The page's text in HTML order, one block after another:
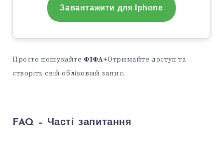
Завантажити для Iphone
Просто пошукайте ФІФА+Отримайте доступ та
створіть свій обліковий запис.
FAQ – Часті запитання